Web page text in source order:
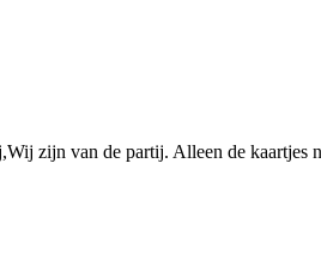
zijn van de partij. Alleen de